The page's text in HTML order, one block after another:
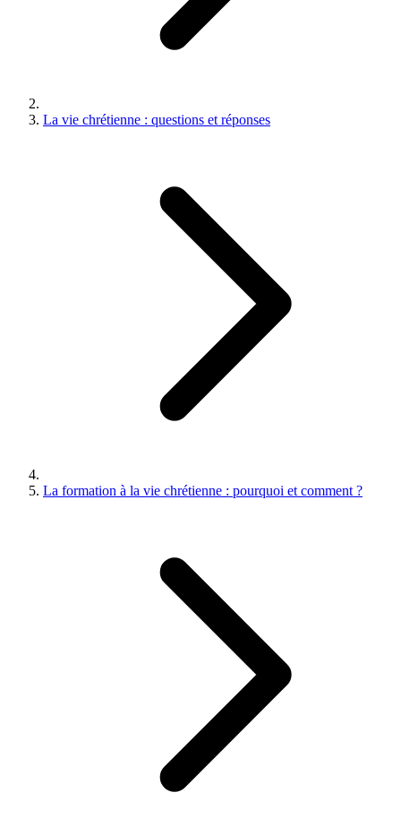
La vie chrétienne : questions et réponses
La formation à la vie chrétienne : pourquoi et comment ?